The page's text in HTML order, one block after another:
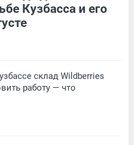
Кузбасса и его
склад Wildberries
работу — что